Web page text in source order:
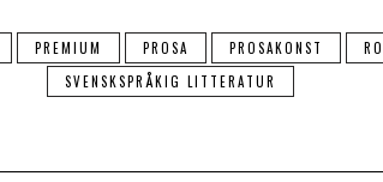
PREMIUM PROSA PROSAKONST
SVENSKSPRÅKIG LITTERATUR